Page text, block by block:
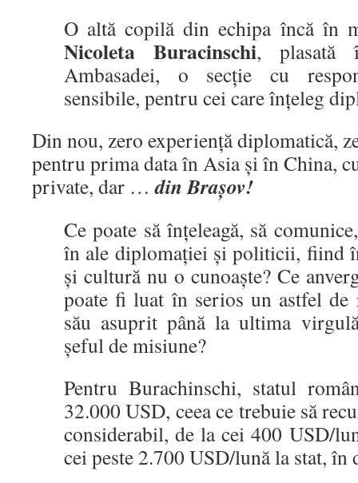
O altă copilă din echipa încă în
Nicoleta Buracinschi, plasată
Ambasadei, o secție cu
sensibile, pentru cei care înțeleg
Din nou, zero experiență diplomatică,
pentru prima data în Asia și în China,
private, dar …din Brașov!
Ce poate să înțeleagă, să
în ale diplomației și politicii, fiind
și cultură nu o cunoaște? Ce
poate fi luat în serios un astfel de
său asuprit până la ultima
șeful de misiune?
Pentru Burachinschi, statul
32.000 USD, ceea ce trebuie să
considerabil, de la cei 400 USD/
cei peste 2.700 USD/lună la stat,